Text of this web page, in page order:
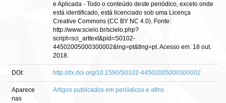
e Aplicada - Todo o conteúdo deste periódico, exceto onde
está identificado, está licenciado sob uma Licença
Creative Commons (CC BY NC 4.0). Fonte:
http://www.scielo.br/scielo.php?
script=sci_arttext&pid=S0102-
44502005000300002&lng=pt&tlng=pt. Acesso em: 18 out.
2018.
DOI: http://dx.doi.org/10.1590/S0102-44502005000300002
Aparece
nas
Artigos publicados em periódicos e afins